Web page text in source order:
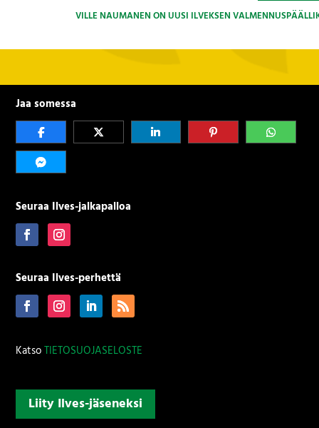
VILLE NAUMANEN ON UUSI ILVEKSEN
Jaa somessa
Seuraa Ilves-jalkapalloa
Seuraa Ilves-perhettä
KatsoTIETOSUOJASELOSTE
Liity Ilves-jäseneksi